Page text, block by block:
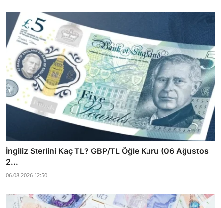
İngiliz Sterlini Kaç TL? GBP/TL Öğle Kuru (06 Ağustos
2...
06.08.2026 12:50